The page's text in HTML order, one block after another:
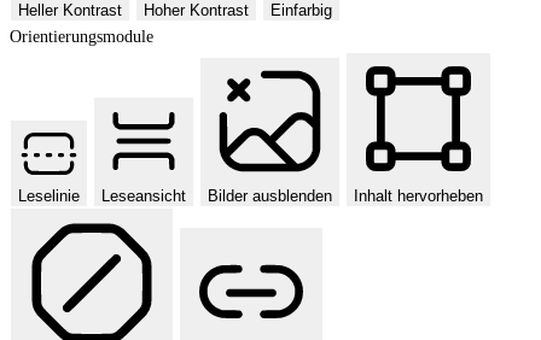
Heller Kontrast Hoher Kontrast
Einfarbig
Orientierungsmodule
Leselinie Leseansicht Bilder ausblenden Inhalt hervorheben